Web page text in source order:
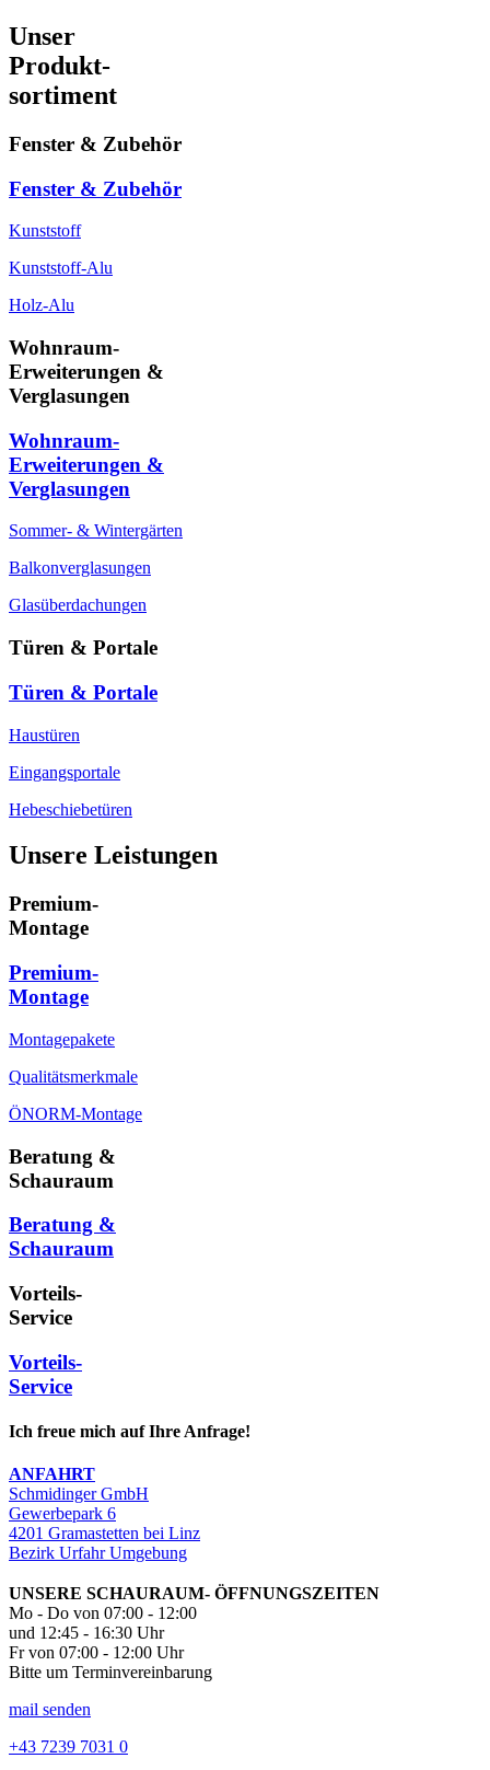
Unser
Produkt-
sortiment
Fenster & Zubehör
Fenster & Zubehör
Kunststoff
Kunststoff-Alu
Holz-Alu
Wohnraum-
Erweiterungen &
Verglasungen
Wohnraum-
Erweiterungen &
Verglasungen
Sommer- & Wintergärten
Balkonverglasungen
Glasüberdachungen
Türen & Portale
Türen & Portale
Haustüren
Eingangsportale
Hebeschiebetüren
Unsere Leistungen
Premium-
Montage
Premium-
Montage
Montagepakete
Qualitätsmerkmale
ÖNORM-Montage
Beratung &
Schauraum
Beratung &
Schauraum
Vorteils-
Service
Vorteils-
Service
Ich freue mich auf Ihre Anfrage!
ANFAHRT
Schmidinger GmbH
Gewerbepark 6
4201 Gramastetten bei Linz
Bezirk Urfahr Umgebung
UNSERE SCHAURAUM- ÖFFNUNGSZEITEN
Mo - Do von 07:00 - 12:00
und 12:45 - 16:30 Uhr
Fr von 07:00 - 12:00 Uhr
Bitte um Terminvereinbarung
mail senden
+43 7239 7031 0